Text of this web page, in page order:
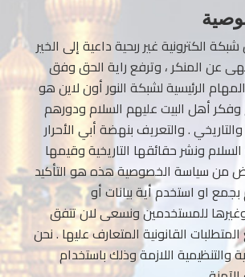
الكترونية غير ربحية داعية إلى الخير
عن المنكر ، وترفع راية الحق وفق
الرئيسية لشبكة النور أون لاين هو
أهل البيت عليهم السلام ودورهم
. والتعريف بنهضة أبي الأحرار
ونشر حقائقها التاريخية وقيمها
من سياسة الخصوصية هذه هو التأكيد
او استخدم أية بيانات أو
وغيرها للمستخدمين ونسعى لان تتفق
القانونية المتعارف عليها . نحن
والتنظيمية اللازمة وذلك باستخدام